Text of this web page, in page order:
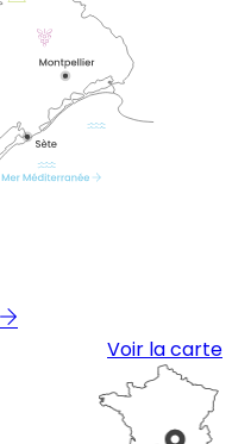
Voir la carte